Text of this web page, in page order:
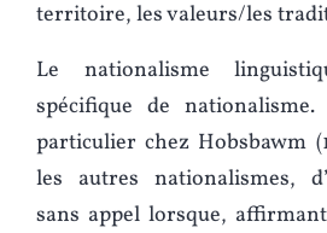
territoire, les valeurs/les
Le nationalisme
spécifique de
particulier chez Hobsbawm
les autres nationalismes,
sans appel lorsque,